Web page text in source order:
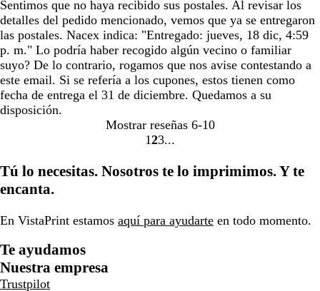
Sentimos que no haya recibido sus postales. Al revisar los
detalles del pedido mencionado, vemos que ya se entregaron
las postales. Nacex indica: "Entregado: jueves, 18 dic, 4:59
p. m." Lo podría haber recogido algún vecino o familiar
suyo? De lo contrario, rogamos que nos avise contestando a
este email. Si se refería a los cupones, estos tienen como
fecha de entrega el 31 de diciembre. Quedamos a su
disposición.
Mostrar reseñas 6-10
Ir
la
1 Ir
la
2Ir
la
3
Tú lo necesitas. Nosotros te lo imprimimos. Y te
encanta.
En VistaPrint estamos aquí para ayudarte en todo momento.
Te ayudamos
Nuestra empresa
Trustpilot